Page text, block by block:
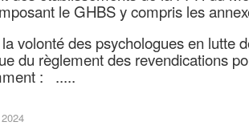
le GHBS y compris les
volonté des psychologues en lutte
du règlement des revendications
: .....